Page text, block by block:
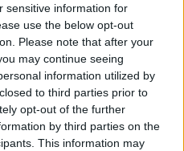
sensitive information for
use the below opt-out
Please note that after your
may continue seeing
information utilized by
to third parties prior to
opt-out of the further
by third parties on the
This information may